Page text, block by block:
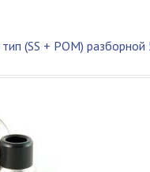
(SS + POM) разборной